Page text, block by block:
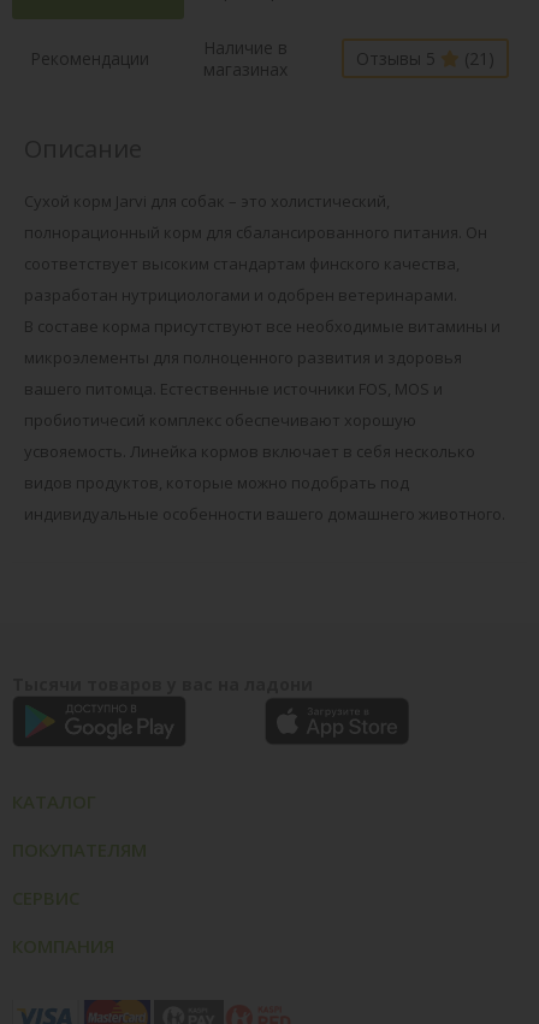
Рекомендации
Наличие в
магазинах
Отзывы 5 (21)
Сухой корм Jarvi для собак – это холистический,
полнорационный корм для сбалансированного питания. Он
соответствует высоким стандартам финского качества,
разработан нутрициологами и одобрен ветеринарами.
В составе корма присутствуют все необходимые витамины и
микроэлементы для полноценного развития и здоровья
вашего питомца. Естественные источники FOS, MOS и
пробиотичесий комплекс обеспечивают хорошую
усвояемость. Линейка кормов включает в себя несколько
видов продуктов, которые можно подобрать под
индивидуальные особенности вашего домашнего животного.